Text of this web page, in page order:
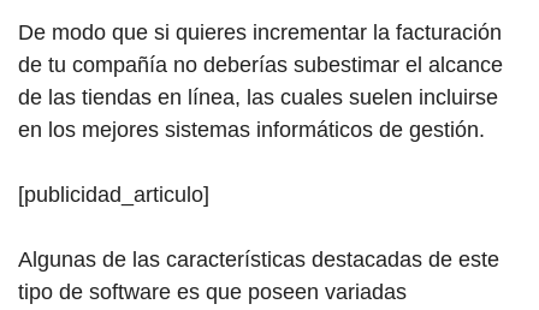
De modo que si quieres incrementar la facturación
de tu compañía no deberías subestimar el alcance
de las tiendas en línea, las cuales suelen incluirse
en los mejores sistemas informáticos de gestión.
[publicidad_articulo]
Algunas de las características destacadas de este
tipo de software es que poseen variadas